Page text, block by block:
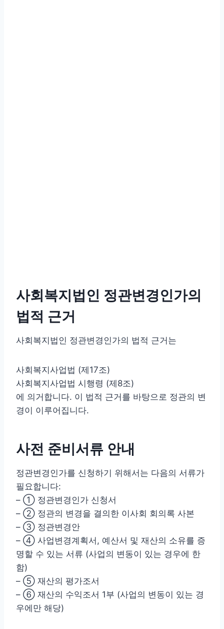
사회복지법인 정관변경인가의
법적 근거
사회복지법인 정관변경인가의 법적 근거는
사회복지사업법 (제17조)
사회복지사업법 시행령 (제8조)
에 의거합니다. 이 법적 근거를 바탕으로 정관의 변
경이 이루어집니다.
사전 준비서류 안내
정관변경인가를 신청하기 위해서는 다음의 서류가
필요합니다:
– ① 정관변경인가 신청서
– ② 정관의 변경을 결의한 이사회 회의록 사본
– ③ 정관변경안
– ④ 사업변경계획서, 예산서 및 재산의 소유를 증
명할 수 있는 서류 (사업의 변동이 있는 경우에 한
함)
– ⑤ 재산의 평가조서
– ⑥ 재산의 수익조서 1부 (사업의 변동이 있는 경
우에만 해당)